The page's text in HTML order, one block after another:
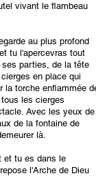
vivant le flambeau
au plus profond
tu l'apercevras tout
ses parties, de la tête
en place qui
la torche enflammée de
les cierges
Avec les yeux de
de la fontaine de
là.
et tu es dans le
l'Arche de Dieu